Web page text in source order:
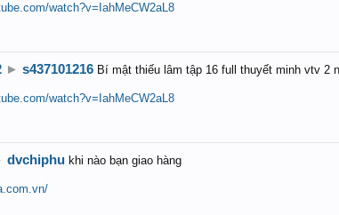
watch?v=IahMeCW2aL8
► s437101216 Bí mật thiếu lâm tập 16 full thuyết minh vtv 2
watch?v=IahMeCW2aL8
dvchiphu khi nào bạn giao hàng